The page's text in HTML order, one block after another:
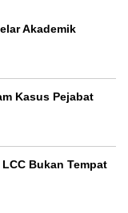
Akademik
Kasus Pejabat
Bukan Tempat